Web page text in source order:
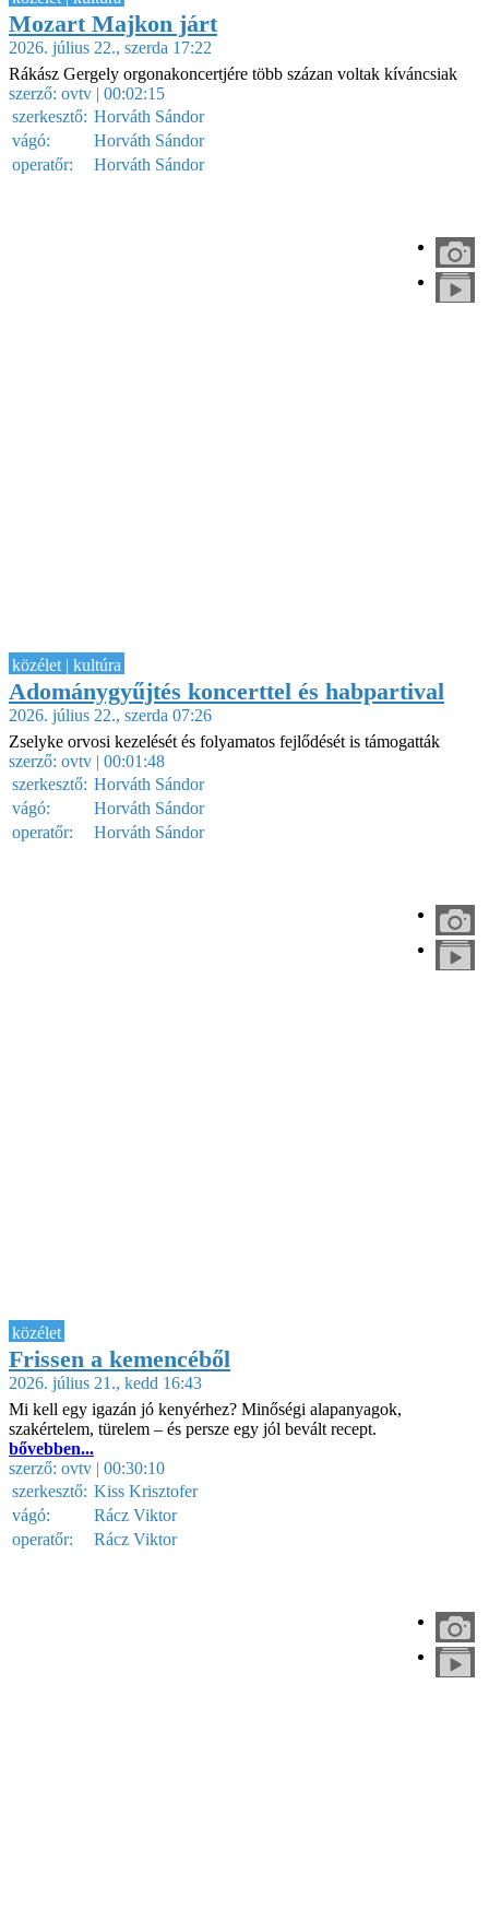
Mozart Majkon járt
2026. július 22., szerda 17:22
Rákász Gergely orgonakoncertjére több százan voltak kíváncsiak
szerző: ovtv | 00:02:15
szerkesztő: Horváth Sándor
vágó:
Horváth Sándor
operatőr:
Horváth Sándor
közélet | kultúra
Adománygyűjtés koncerttel és habpartival
2026. július 22., szerda 07:26
Zselyke orvosi kezelését és folyamatos fejlődését is támogatták
szerző: ovtv | 00:01:48
szerkesztő: Horváth Sándor
vágó:
Horváth Sándor
operatőr:
Horváth Sándor
közélet
Frissen a kemencéből
2026. július 21., kedd 16:43
Mi kell egy igazán jó kenyérhez? Minőségi alapanyagok,
szakértelem, türelem – és persze egy jól bevált recept.
bővebben...
szerző: ovtv | 00:30:10
szerkesztő: Kiss Krisztofer
vágó:
Rácz Viktor
operatőr:
Rácz Viktor